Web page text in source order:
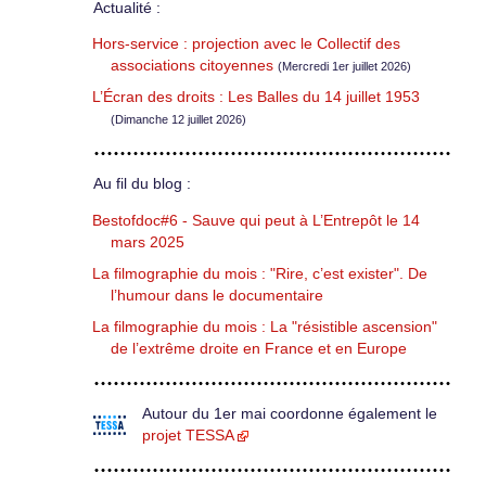
Actualité :
Hors-service : projection avec le Collectif des
associations citoyennes (Mercredi 1er juillet 2026)
L’Écran des droits : Les Balles du 14 juillet 1953
(Dimanche 12 juillet 2026)
Au fil du blog :
Bestofdoc#6 - Sauve qui peut à L’Entrepôt le 14
mars 2025
La filmographie du mois : "Rire, c’est exister". De
l’humour dans le documentaire
La filmographie du mois : La "résistible ascension"
de l’extrême droite en France et en Europe
Autour du 1er mai coordonne également le
projet TESSA